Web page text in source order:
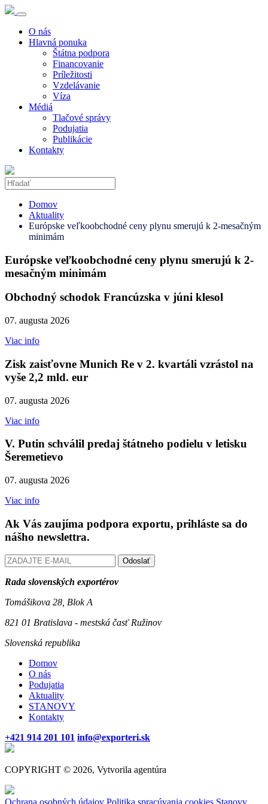
O nás
Hlavná ponuka
Štátna podpora
Financovanie
Príležitosti
Vzdelávanie
Víza
Médiá
Tlačové správy
Podujatia
Publikácie
Kontakty
Domov
Aktuality
Európske veľkoobchodné ceny plynu smerujú k 2-mesačným
minimám
Európske veľkoobchodné ceny plynu smerujú k 2-
mesačným minimám
Obchodný schodok Francúzska v júni klesol
07. augusta 2026
Viac info
Zisk zaisťovne Munich Re v 2. kvartáli vzrástol na
vyše 2,2 mld. eur
07. augusta 2026
Viac info
V. Putin schválil predaj štátneho podielu v letisku
Šeremetievo
07. augusta 2026
Viac info
Ak Vás zaujíma podpora exportu, prihláste sa do
nášho newslettra.
Odoslať
Rada slovenských exportérov
Tomášikova 28, Blok A
821 01 Bratislava - mestská časť Ružinov
Slovenská republika
Domov
O nás
Podujatia
Aktuality
STANOVY
Kontakty
+421 914 201 101 info@exporteri.sk
COPYRIGHT © 2026, Vytvorila agentúra